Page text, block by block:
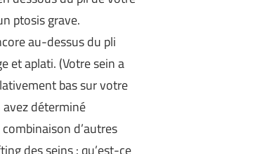
ptosis grave.
au-dessus du pli
et aplati. (Votre sein a
bas sur votre
déterminé
d’autres